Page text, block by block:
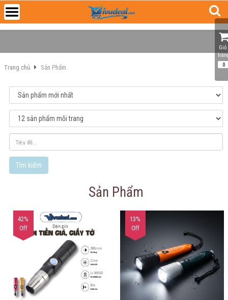
Trang chủ Sản Phẩm
Tìm kiếm
Sản Phẩm
42%
Off
13%
Off
Giỏ
0